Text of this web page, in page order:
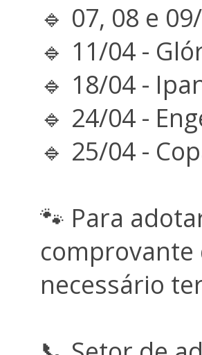
🔹 07, 08 e
🔹 11/04 -
🔹 18/04 -
🔹 24/04 -
🔹 25/04 -
🐾 Para
comprovante
necessário